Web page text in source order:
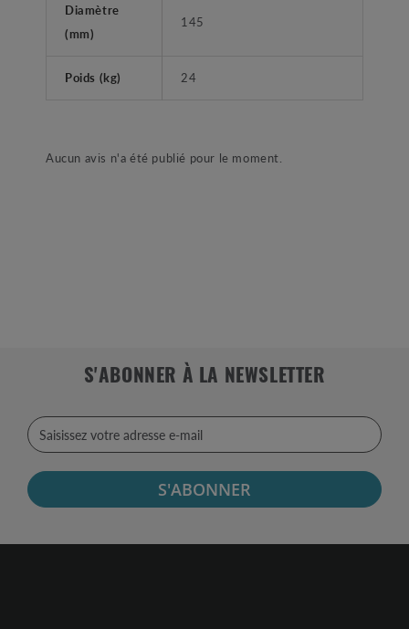
Diamètre
(mm)
145
Poids (kg) 24
Aucun avis n'a été publié pour le moment.
S'ABONNER À LA NEWSLETTER
S'ABONNER